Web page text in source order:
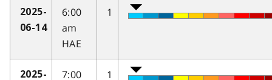
2025-
06-14
6:00
am
HAE
1
2025-
7:00
1